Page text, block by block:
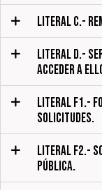
LITERAL C.-
LITERAL D.-
ACCEDER A
LITERAL F1.-
SOLICITUDES.
LITERAL F2.-
PÚBLICA.